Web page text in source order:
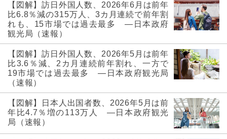
【図解】訪日外国人数、2026年6月は前年
比6.8％減の315万人、3カ月連続で前年割
れも、15市場では過去最多 ―日本政府
観光局（速報）
【図解】訪日外国人数、2026年5月は前年
比3.6％減、2カ月連続前年割れ、一方で
19市場では過去最多 ―日本政府観光局
（速報）
【図解】日本人出国者数、2026年5月は前
年比4.7％増の113万人 ―日本政府観光
局（速報）